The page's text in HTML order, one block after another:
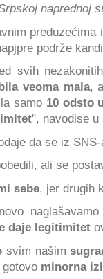
naprednoj
podrže
svih
veoma mala,
samo 10 odsto
", navodise u
da se iz SNS-
ali se
sebe, jer drugih
daje legitimitet
svim našim
minorna